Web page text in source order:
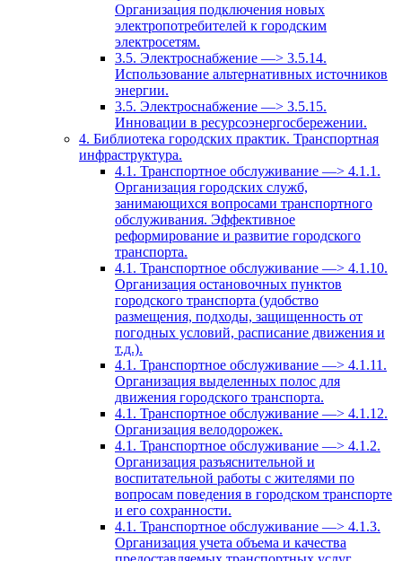
Организация подключения новых
электропотребителей к городским
электросетям.
3.5. Электроснабжение —> 3.5.14.
Использование альтернативных источников
энергии.
3.5. Электроснабжение —> 3.5.15.
Инновации в ресурсоэнергосбережении.
4. Библиотека городских практик. Транспортная
инфраструктура.
4.1. Транспортное обслуживание —> 4.1.1.
Организация городских служб,
занимающихся вопросами транспортного
обслуживания. Эффективное
реформирование и развитие городского
транспорта.
4.1. Транспортное обслуживание —> 4.1.10.
Организация остановочных пунктов
городского транспорта (удобство
размещения, подходы, защищенность от
погодных условий, расписание движения и
т.д.).
4.1. Транспортное обслуживание —> 4.1.11.
Организация выделенных полос для
движения городского транспорта.
4.1. Транспортное обслуживание —> 4.1.12.
Организация велодорожек.
4.1. Транспортное обслуживание —> 4.1.2.
Организация разъяснительной и
воспитательной работы с жителями по
вопросам поведения в городском транспорте
и его сохранности.
4.1. Транспортное обслуживание —> 4.1.3.
Организация учета объема и качества